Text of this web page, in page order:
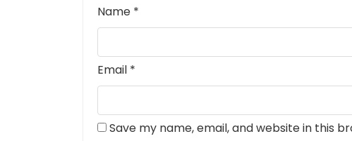
Name *
Email *
Save my name, email, and website in this